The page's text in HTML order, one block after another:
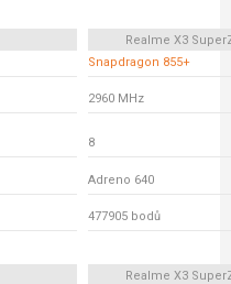
Realme X3
Snapdragon 855+
2960 MHz
8
Adreno 640
477905 bodů
Realme X3